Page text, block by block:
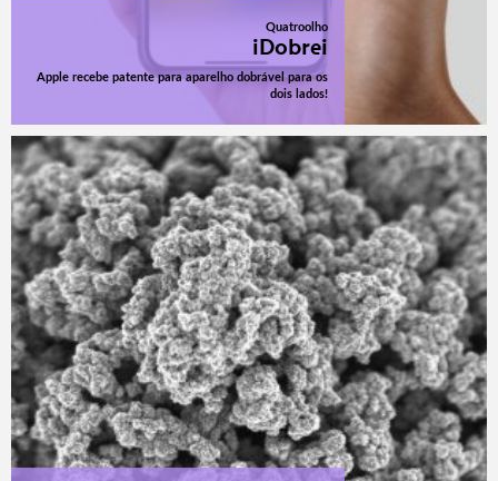
Quatroolho
iDobrei
Apple recebe patente para aparelho dobrável para os
dois lados!